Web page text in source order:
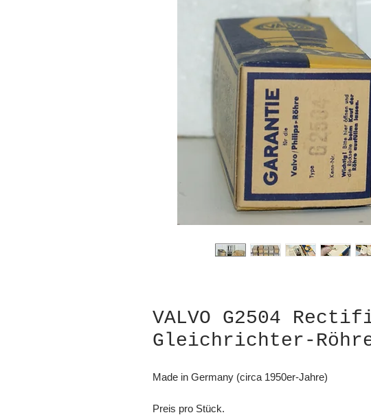
VALVO G2504
Gleichrichter-Röhre
Made in Germany (circa 1950er-Jahre)
Preis pro Stück.